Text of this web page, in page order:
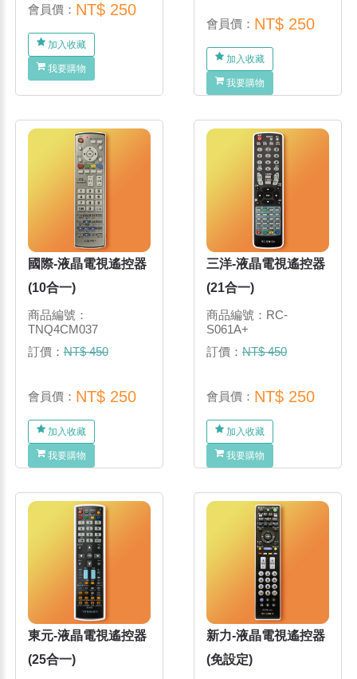
會員價： NT$ 250
加入收藏
我要購物
會員價： NT$ 250
加入收藏
我要購物
國際-液晶電視遙控器
(10合一)
商品編號：
TNQ4CM037
訂價：NT$ 450
會員價： NT$ 250
加入收藏
我要購物
三洋-液晶電視遙控器
(21合一)
商品編號：RC-
S061A+
訂價：NT$ 450
會員價： NT$ 250
加入收藏
我要購物
東元-液晶電視遙控器
(25合一)
新力-液晶電視遙控器
(免設定)